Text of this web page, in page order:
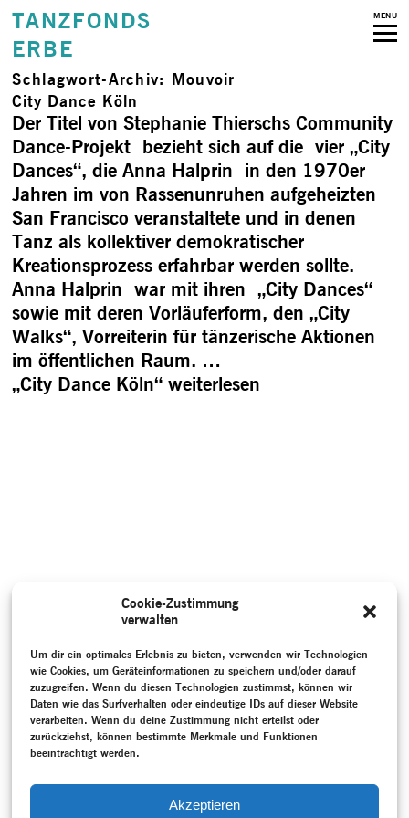
Cookie-Zustimmung
verwalten
Um dir ein optimales Erlebnis zu bieten, verwenden wir Technologien
wie Cookies, um Geräteinformationen zu speichern und/oder darauf
zuzugreifen. Wenn du diesen Technologien zustimmst, können wir
Daten wie das Surfverhalten oder eindeutige IDs auf dieser Website
verarbeiten. Wenn du deine Zustimmung nicht erteilst oder
zurückziehst, können bestimmte Merkmale und Funktionen
beeinträchtigt werden.
Akzeptieren
TANZFONDS
ERBE
MENU
Schlagwort-Archiv: Mouvoir
City Dance Köln
Der Titel von Stephanie Thierschs Community
Dance-Projekt bezieht sich auf die vier „City
Dances“, die Anna Halprin in den 1970er
Jahren im von Rassenunruhen aufgeheizten
San Francisco veranstaltete und in denen
Tanz als kollektiver demokratischer
Kreationsprozess erfahrbar werden sollte.
Anna Halprin war mit ihren „City Dances“
sowie mit deren Vorläuferform, den „City
Walks“, Vorreiterin für tänzerische Aktionen
im öffentlichen Raum. …
„City Dance Köln“weiterlesen